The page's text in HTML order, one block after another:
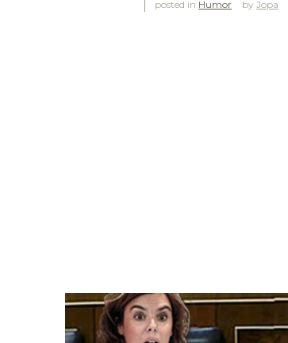
posted in Humor Jopa